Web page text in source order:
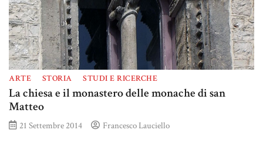
ARTE STORIA STUDI E RICERCHE
La chiesa e il monastero delle monache di san
Matteo
21 Settembre 2014 Francesco Lauciello